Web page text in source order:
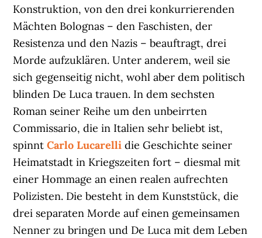
Konstruktion, von den drei konkurrierenden
Mächten Bolognas – den Faschisten, der
Resistenza und den Nazis – beauftragt, drei
Morde aufzuklären. Unter anderem, weil sie
sich gegenseitig nicht, wohl aber dem politisch
blinden De Luca trauen. In dem sechsten
Roman seiner Reihe um den unbeirrten
Commissario, die in Italien sehr beliebt ist,
spinntCarlo Lucarelli die Geschichte seiner
Heimatstadt in Kriegszeiten fort – diesmal mit
einer Hommage an einen realen aufrechten
Polizisten. Die besteht in dem Kunststück, die
drei separaten Morde auf einen gemeinsamen
Nenner zu bringen und De Luca mit dem Leben